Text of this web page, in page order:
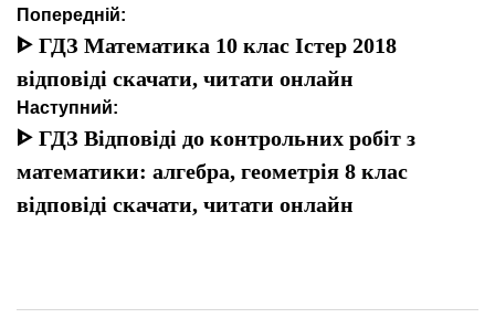
Навігація
записів
Попередній:
ᐈ ГДЗ Математика 10 клас Істер 2018
відповіді скачати, читати онлайн
Наступний:
ᐈ ГДЗ Відповіді до контрольних робіт з
математики: алгебра, геометрія 8 клас
відповіді скачати, читати онлайн